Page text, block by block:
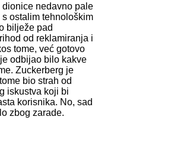
dionice nedavno pale
ostalim tehnološkim
bilježe pad
od reklamiranja i
tome, već gotovo
odbijao bilo kakve
Zuckerberg je
bio strah od
iskustva koji bi
korisnika. No, sad
zbog zarade.